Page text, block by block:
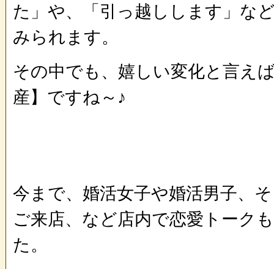
た」や、「引っ越しします」な
みられます。
その中でも、嬉しい変化と言え
産】ですね～♪
今まで、婚活女子や婚活男子、
ご来店、など店内で恋愛トーク
た。